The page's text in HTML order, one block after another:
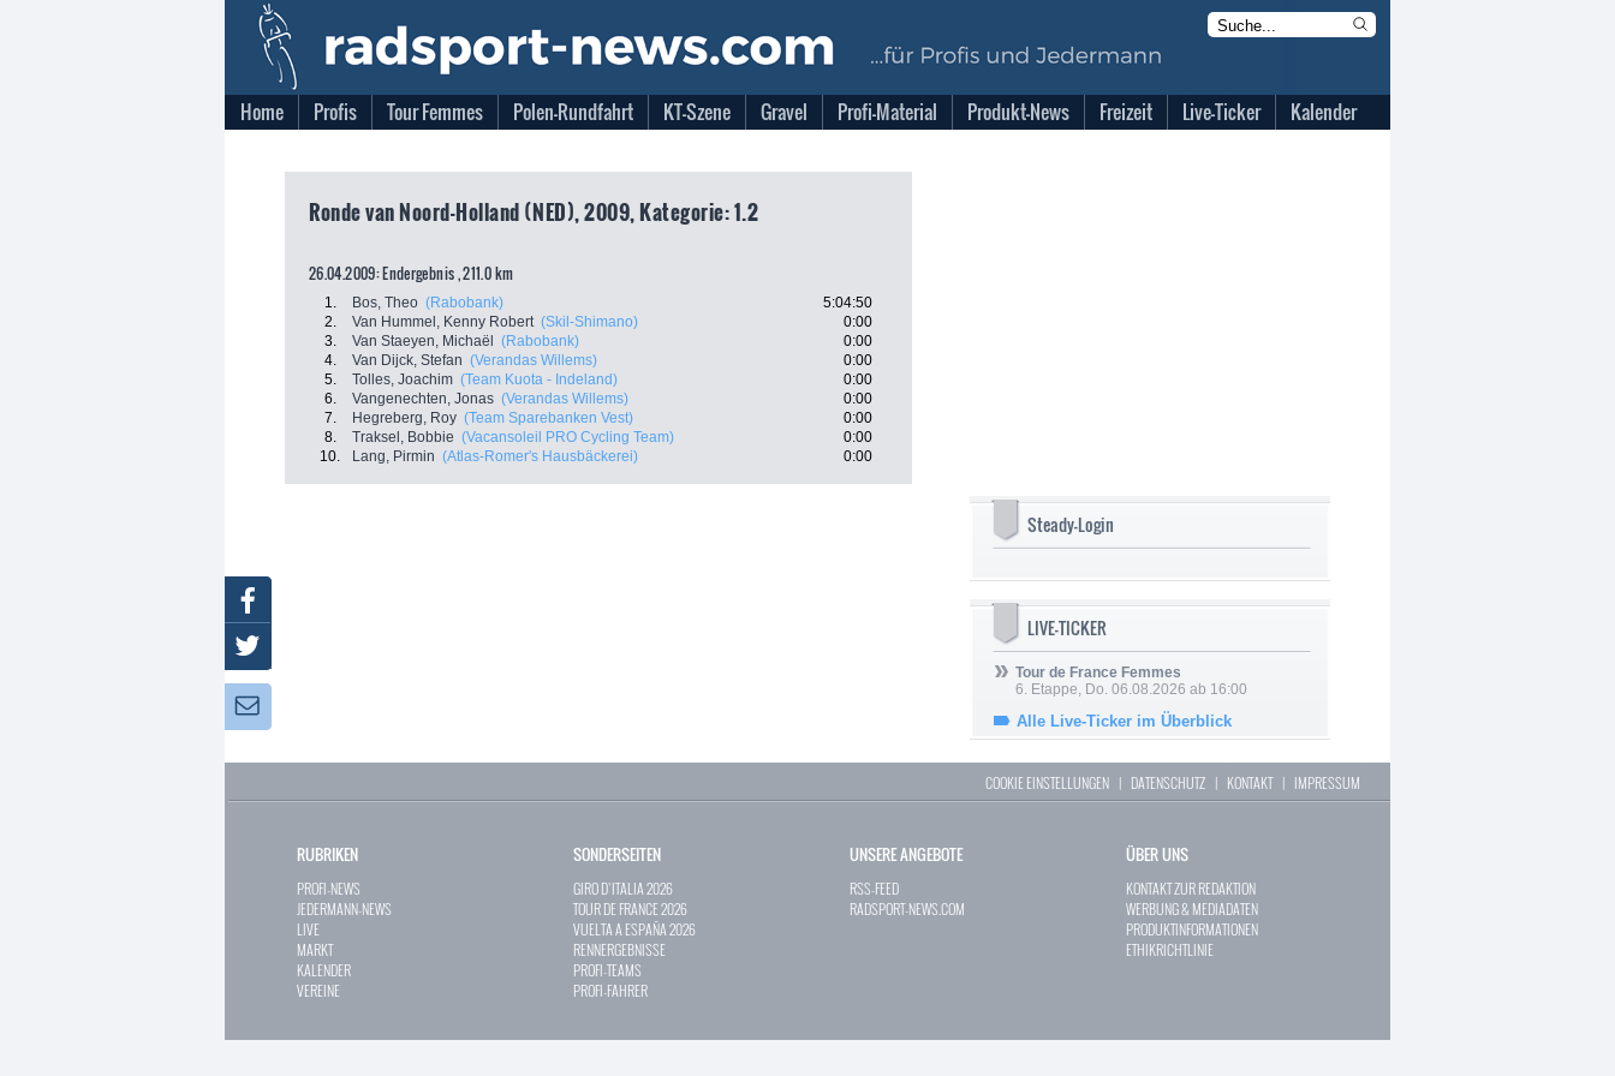
Home Profis Tour Femmes Polen-Rundfahrt KT-Szene Gravel Profi-Material Produkt-News Freizeit Live-Ticker Kalender
Ronde van Noord-Holland (NED), 2009, Kategorie: 1.2
26.04.2009: Endergebnis , 211.0 km
1. Bos, Theo (Rabobank)
5:04:50
2.
Van Hummel, Kenny Robert (Skil-Shimano)
0:00
3.
Van Staeyen, Michaël (Rabobank)
0:00
4.
Van Dijck, Stefan (Verandas Willems)
0:00
5.
Tolles, Joachim (Team Kuota - Indeland)
0:00
6.
Vangenechten, Jonas (Verandas Willems)
0:00
7.
Hegreberg, Roy (Team Sparebanken Vest)
0:00
8.
Traksel, Bobbie (Vacansoleil PRO Cycling Team)
0:00
10.
Lang, Pirmin (Atlas-Romer's Hausbäckerei) 0:00
Steady-Login
LIVE-TICKER
Tour de France Femmes
6. Etappe, Do. 06.08.2026 ab 16:00
Alle Live-Ticker im Überblick
COOKIE EINSTELLUNGEN | DATENSCHUTZ | KONTAKT| IMPRESSUM
RUBRIKEN
PROFI-NEWS
JEDERMANN-NEWS
LIVE
MARKT
KALENDER
VEREINE
SONDERSEITEN
GIRO D`ITALIA 2026
TOUR DE FRANCE 2026
VUELTA A ESPAÑA 2026
RENNERGEBNISSE
PROFI-TEAMS
PROFI-FAHRER
UNSERE ANGEBOTE
RSS-FEED
RADSPORT-NEWS.COM
ÜBER UNS
KONTAKT ZUR REDAKTION
WERBUNG & MEDIADATEN
PRODUKTINFORMATIONEN
ETHIKRICHTLINIE